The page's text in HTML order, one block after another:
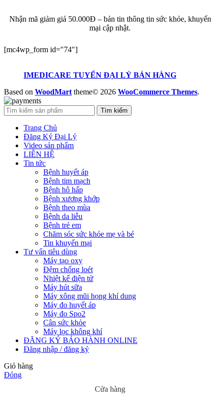
Nhận mã giảm giá 50.000Đ – bản tin thông tin sức khỏe, khuyến
mại cập nhật.
[mc4wp_form id="74"]
IMEDICARE TUYỂN ĐẠI LÝ BÁN HÀNG
Based on WoodMarttheme© 2026 WooCommerce Themes.
Tìm kiếm
Trang Chủ
Đăng Ký Đại Lý
Video sản phẩm
LIÊN HỆ
Tin tức
Bệnh huyết áp
Bệnh tim mạch
Bệnh hô hấp
Bệnh xương khớp
Bệnh theo mùa
Bệnh da liễu
Bệnh trẻ em
Chăm sóc sức khỏe mẹ và bé
Tin khuyến mại
Tư vấn tiêu dùng
Máy tạo oxy
Đệm chống loét
Nhiệt kế điện tử
Máy hút sữa
Máy xông mũi họng khí dung
Máy đo huyết áp
Máy đo Spo2
Cân sức khỏe
Máy lọc không khí
ĐĂNG KÝ BẢO HÀNH ONLINE
Đăng nhập / đăng ký
Giỏ hàng
Đóng
Cửa hàng